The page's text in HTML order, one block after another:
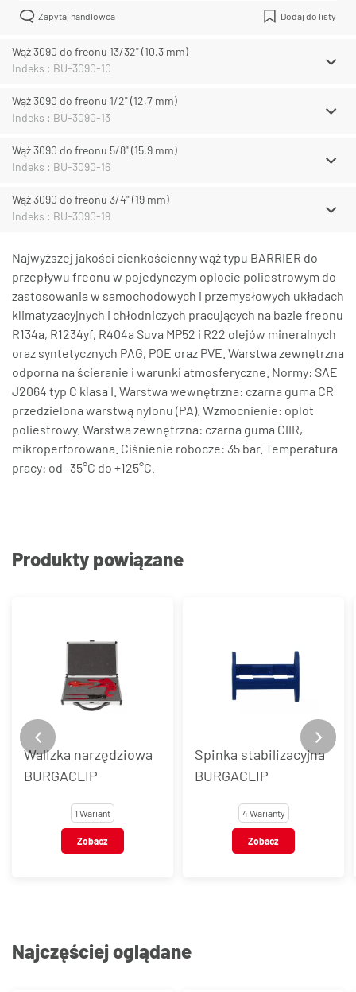
Zapytaj handlowca Dodaj do listy
Wąż 3090 do freonu 13/32" (10,3 mm)
Indeks : BU-3090-10
Wąż 3090 do freonu 1/2" (12,7 mm)
Indeks : BU-3090-13
Wąż 3090 do freonu 5/8" (15,9 mm)
Indeks : BU-3090-16
Wąż 3090 do freonu 3/4" (19 mm)
Indeks : BU-3090-19
Najwyższej jakości cienkościenny wąż typu BARRIER do
przepływu freonu w pojedynczym oplocie poliestrowym do
zastosowania w samochodowych i przemysłowych układach
klimatyzacyjnych i chłodniczych pracujących na bazie freonu
R134a, R1234yf, R404a Suva MP52 i R22 olejów mineralnych
oraz syntetycznych PAG, POE oraz PVE. Warstwa zewnętrzna
odporna na ścieranie i warunki atmosferyczne. Normy: SAE
J2064 typ C klasa I. Warstwa wewnętrzna: czarna guma CR
przedzielona warstwą nylonu (PA). Wzmocnienie: oplot
poliestrowy. Warstwa zewnętrzna: czarna guma CIIR,
mikroperforowana. Ciśnienie robocze: 35 bar. Temperatura
pracy: od -35°C do +125°C.
Produkty powiązane
Walizka narzędziowa
BURGACLIP
1 Wariant
Zobacz
Spinka stabilizacyjna
BURGACLIP
4 Warianty
Zobacz
Najczęściej oglądane